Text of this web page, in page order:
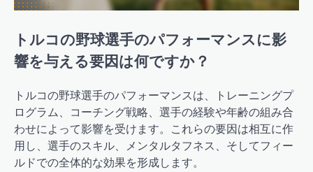
トルコの野球選手のパフォーマンスに影
響を与える要因は何ですか？
トルコの野球選手のパフォーマンスは、トレーニングプ
ログラム、コーチング戦略、選手の経験や年齢の組み合
わせによって影響を受けます。これらの要因は相互に作
用し、選手のスキル、メンタルタフネス、そしてフィー
ルドでの全体的な効果を形成します。